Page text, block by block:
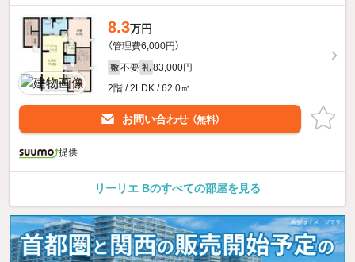
8.3万円
（管理費6,000円）
敷 不要 礼 83,000円
2階 / 2LDK / 62.0㎡
お問い合わせ （無料）
提供
リーリエ Bのすべての部屋を見る